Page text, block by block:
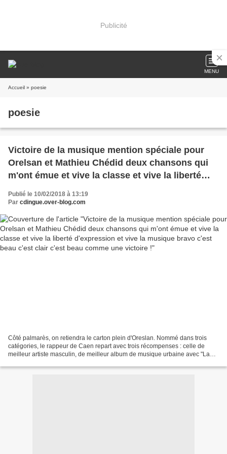
Publicité
MENU
Accueil » poesie
poesie
Victoire de la musique mention spéciale pour
Orelsan et Mathieu Chédid deux chansons qui
m'ont émue et vive la classe et vive la liberté
d'expression et vive la musique bravo c'est beau
c'est clair c'est beau comme une victoire !
Publié le 10/02/2018 à 13:19
Par cdingue.over-blog.com
Côté palmarès, on retiendra le carton plein d'Oreslan. Nommé dans trois
catégories, le rappeur de Caen repart avec trois récompenses : celle de
meilleur artiste masculin, de meilleur album de musique urbaine avec "La